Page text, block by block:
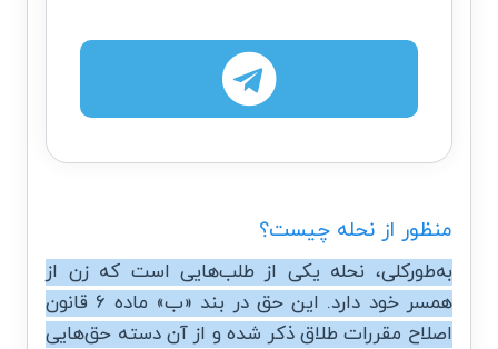
منظور از نحله چیست؟
به‌طورکلی، نحله یکی از طلب‌هایی است که زن از
همسر خود دارد. این حق در بند «ب» ماده ۶ قانون
اصلاح مقررات طلاق ذکر شده و از آن دسته حق‌هایی